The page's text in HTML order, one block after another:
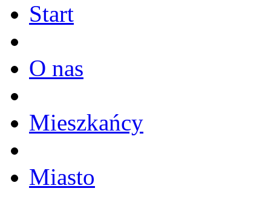
Start
O nas
Mieszkańcy
Miasto